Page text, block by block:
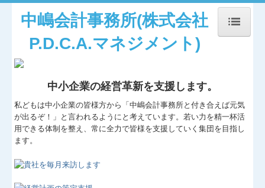
トップページ
事務所紹介
経営理念
業務案内
中嶋会計事務所(株式会社
P.D.C.A.マネジメント)
中小企業の経営革新を支援します。
私どもは中小企業の皆様方から「中嶋会計事務所と付き合えば元気
が出るぞ！」と言われるようにと考えています。若い力を精一杯活
用できる体制を整え、常に全力で皆様を支援していく集団を目指し
ます。